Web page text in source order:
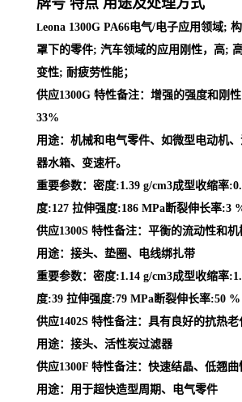
牌号 特点 用途及处理方式
Leona 1300G PA66电气/电子应用领域;
罩下的零件; 汽车领域的应用刚性，高;
变性; 耐疲劳性能；
供应1300G 特性备注：增强的强度和刚
33%
用途：机械和电气零件、如微型电动机
器水箱、变速杆。
重要参数：密度:1.39 g/cm3成型收缩率
度:127 拉伸强度:186 MPa断裂伸长率:3
供应1300S 特性备注：平衡的流动性和机
用途：接头、垫圈、电线绑扎带
重要参数：密度:1.14 g/cm3成型收缩率
度:39 拉伸强度:79 MPa断裂伸长率:50 %
供应1402S 特性备注：具有良好的抗热老
用途：接头、活性炭过滤器
供应1300F 特性备注：快速结晶、低翘
用途：用于超快造型周期、电气零件